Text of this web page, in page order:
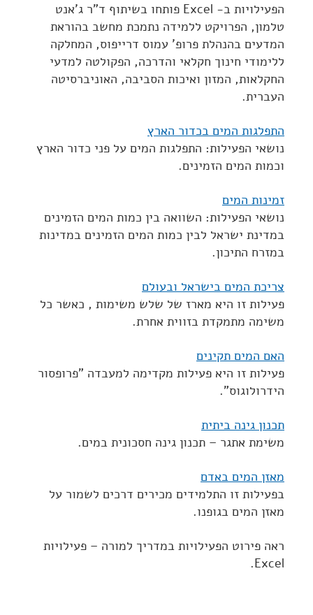
הפעילויות ב- Excel פותחו בשיתוף ד"ר ג'אנט
טלמון, הפרויקט ללמידה נתמכת מחשב בהוראת
המדעים בהנהלת פרופ' עמוס דרייפוס, המחלקה
ללימודי חינוך חקלאי והדרכה, הפקולטה למדעי
החקלאות, המזון ואיכות הסביבה, האוניברסיטה
העברית.
התפלגות המים בכדור הארץ
נושאי הפעילות: התפלגות המים על פני כדור הארץ
וכמות המים הזמינים.
זמינות המים
נושאי הפעילות: השוואה בין כמות המים הזמינים
במדינת ישראל לבין כמות המים הזמינים במדינות
במזרח התיכון.
צריכת המים בישראל ובעולם
פעילות זו היא מארז של שלש משימות , כאשר כל
משימה מתמקדת בזווית אחרת.
האם המים תקינים
פעילות זו היא פעילות מקדימה למעבדה "פרופסור
הידרולוגוס".
תכנון גינה ביתית
משימת אתגר – תכנון גינה חסכונית במים.
מאזן המים באדם
בפעילות זו התלמידים מכירים דרכים לשמור על
מאזן המים בגופנו.
ראה פירוט הפעילויות במדריך למורה – פעילויות
Excel.